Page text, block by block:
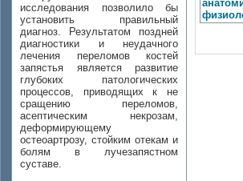
исследования позволило бы
установить правильный
диагноз. Результатом поздней
диагностики и неудачного
лечения переломов костей
запястья является развитие
глубоких патологических
процессов, приводящих к не
сращению переломов,
асептическим некрозам,
деформирующему
остеоартрозу, стойким отекам и
болям в лучезапястном
суставе.